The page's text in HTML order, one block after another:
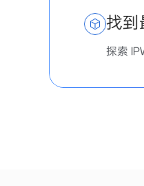
找到
探索